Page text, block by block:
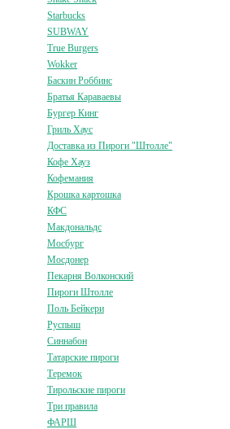
Starbucks
SUBWAY
True Burgers
Wokker
Баскин Роббинс
Братья Караваевы
Бургер Кинг
Гриль Хаус
Доставка из Пироги "Штолле"
Кофе Хауз
Кофемания
Крошка картошка
КФС
Макдональдс
Мосбург
Мосдонер
Пекарня Волконский
Пироги Штолле
Поль Бейкери
Руспыш
Синнабон
Татарские пироги
Теремок
Тирольские пироги
Три правила
ФАРШ